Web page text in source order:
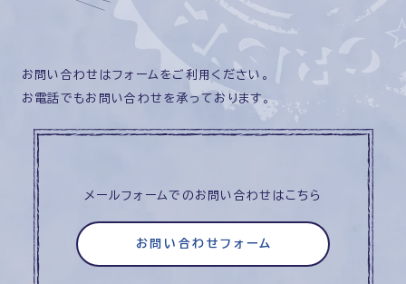
お問い合わせはフォームをご利用ください。
お電話でもお問い合わせを承っております。
メールフォームでのお問い合わせはこちら
お問い合わせフォーム